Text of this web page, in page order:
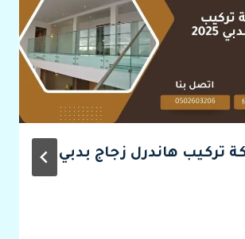
تركيب هاندرل زجاج بدبي